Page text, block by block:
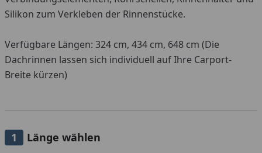
Silikon zum Verkleben der Rinnenstücke.
Verfügbare Längen: 324 cm, 434 cm, 648 cm (Die
Dachrinnen lassen sich individuell auf Ihre Carport-
Breite kürzen)
Länge wählen